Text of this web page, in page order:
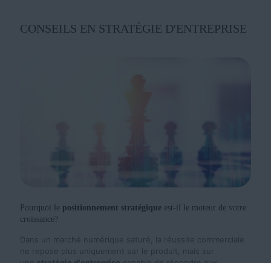
CONSEILS EN STRATÉGIE D'ENTREPRISE
Pourquoi le positionnement stratégique est-il le moteur de votre
croissance?
Dans un marché numérique saturé, la réussite commerciale
ne repose plus uniquement sur le produit, mais sur